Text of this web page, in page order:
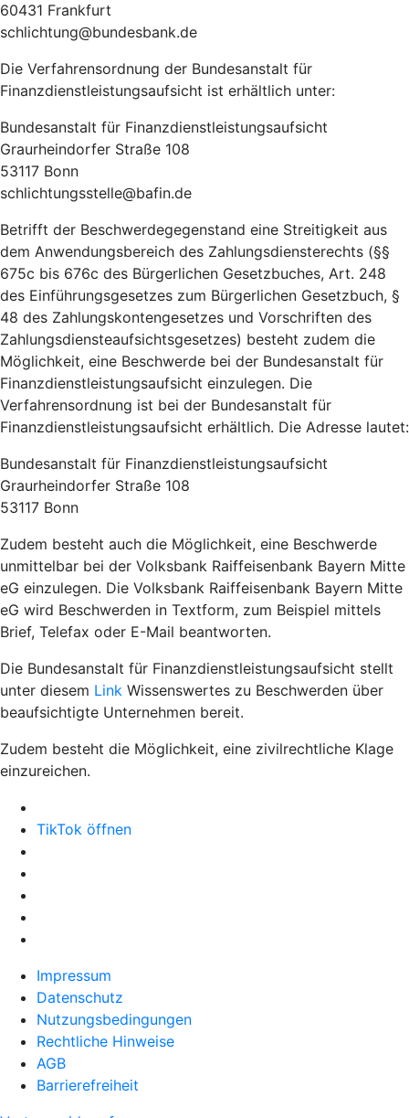
60431 Frankfurt
schlichtung@bundesbank.de
Die Verfahrensordnung der Bundesanstalt für
Finanzdienstleistungsaufsicht ist erhältlich unter:
Bundesanstalt für Finanzdienstleistungsaufsicht
Graurheindorfer Straße 108
53117 Bonn
schlichtungsstelle@bafin.de
Betrifft der Beschwerdegegenstand eine Streitigkeit aus
dem Anwendungsbereich des Zahlungsdiensterechts (§§
675c bis 676c des Bürgerlichen Gesetzbuches, Art. 248
des Einführungsgesetzes zum Bürgerlichen Gesetzbuch, §
48 des Zahlungskontengesetzes und Vorschriften des
Zahlungsdiensteaufsichtsgesetzes) besteht zudem die
Möglichkeit, eine Beschwerde bei der Bundesanstalt für
Finanzdienstleistungsaufsicht einzulegen. Die
Verfahrensordnung ist bei der Bundesanstalt für
Finanzdienstleistungsaufsicht erhältlich. Die Adresse lautet:
Bundesanstalt für Finanzdienstleistungsaufsicht
Graurheindorfer Straße 108
53117 Bonn
Zudem besteht auch die Möglichkeit, eine Beschwerde
unmittelbar bei der Volksbank Raiffeisenbank Bayern Mitte
eG einzulegen. Die Volksbank Raiffeisenbank Bayern Mitte
eG wird Beschwerden in Textform, zum Beispiel mittels
Brief, Telefax oder E-Mail beantworten.
Die Bundesanstalt für Finanzdienstleistungsaufsicht stellt
unter diesem Link Wissenswertes zu Beschwerden über
beaufsichtigte Unternehmen bereit.
Zudem besteht die Möglichkeit, eine zivilrechtliche Klage
einzureichen.
TikTok öffnen
Impressum
Datenschutz
Nutzungsbedingungen
Rechtliche Hinweise
AGB
Barrierefreiheit